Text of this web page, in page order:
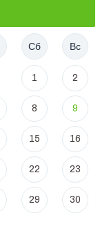
Сб Вс
1 2
8 9
15 16
22 23
29 30